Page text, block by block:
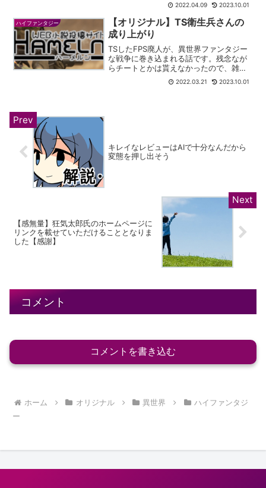
が、未だ三十階層を越えた者はなく、迷
宮の底が何階層か、どうして迷宮という
ものが存在するのかも分か...
2022.04.09 2023.10.01
ハイファンタジー
【オリジナル】TS衛生兵さんの
成り上がり
TSしたFPS廃人が、異世界ファンタジー
な戦争に巻き込まれる話です。残念なが
らチートとかは貰えなかったので、雑兵
としてコツコツ努力していきます。オル
フェイス - Hamelnオリジナル小説です。
2022.03.21 2023.10.01
キレイなレビューはAIで十分なんだから
変態を押し出そう
【感無量】狂気太郎氏のホームページに
リンクを載せていただけることとなりま
した【感謝】
コメント
コメントを書き込む
ホーム オリジナル 異世界
ハイファンタジ
ー